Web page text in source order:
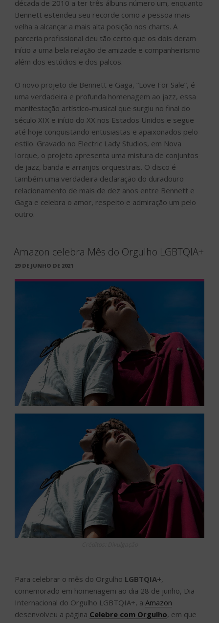
manifestação artístico-musical que surgiu no final do
século XIX e início do XX nos Estados Unidos e segue
até hoje conquistando entusiastas e apaixonados pelo
estilo. Gravado no Electric Lady Studios, em Nova
Iorque, o projeto apresenta uma mistura de conjuntos
de jazz, banda e arranjos orquestrais. O disco é
relacionamento de mais de dez anos entre Bennett e
Gaga e celebra o amor, respeito e admiração um pelo
outro.
Amazon celebra Mês do Orgulho LGBTQIA+
PUBLICADO
EM
29 DE JUNHO DE 2021
Créditos: Divulgação
Para celebrar o mês do Orgulho LGBTQIA+ ,
comemorado em homenagem ao dia 28 de junho, Dia
Internacional do Orgulho LGBTQIA+, aAmazon
desenvolveu a páginaCelebre com Orgulho
, em que
foi feita uma curadoria de produtos e conteúdos. A
iniciativa foi idealizada na empresa pelo glamazon,
Até o dia 2 de julho, os produtos incluídos na curadoria
especial da campanha terão 15% de todas as vendas
redirecionadas para a ONG ParadaSP, para serem